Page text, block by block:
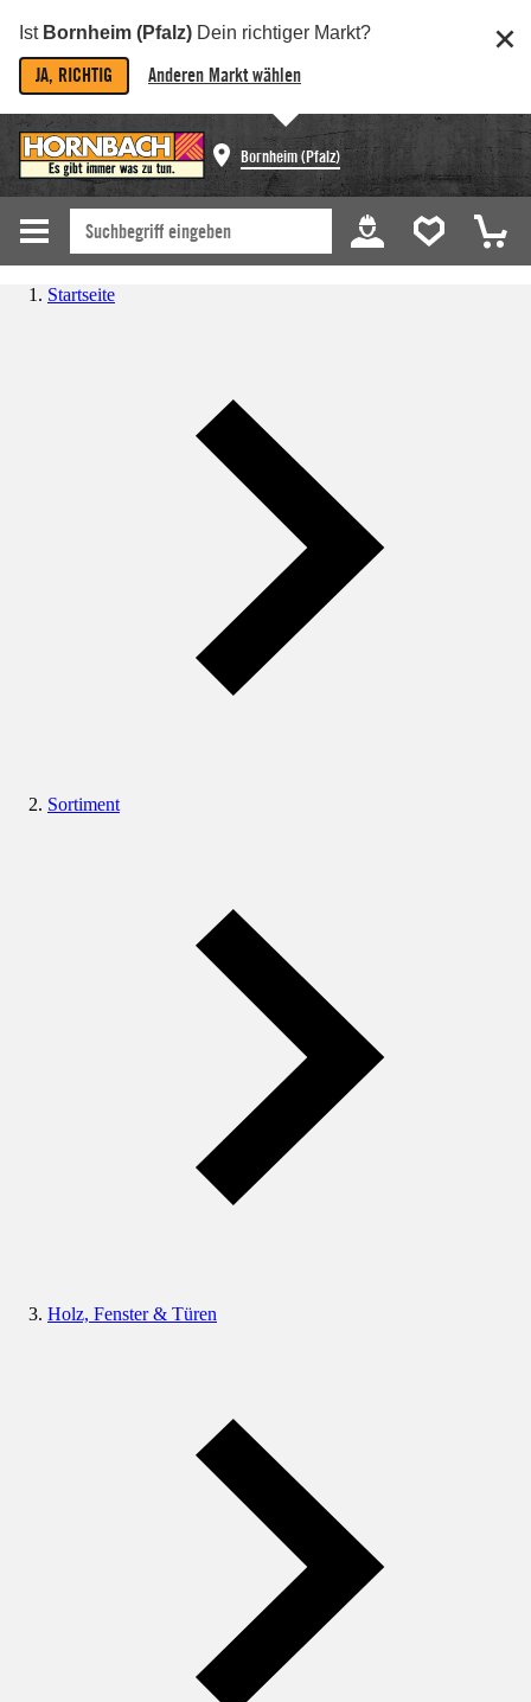
Ist Bornheim (Pfalz) Dein richtiger Markt?
JA, RICHTIG Anderen Markt wählen
Bornheim (Pfalz)
Startseite
Sortiment
Holz, Fenster & Türen